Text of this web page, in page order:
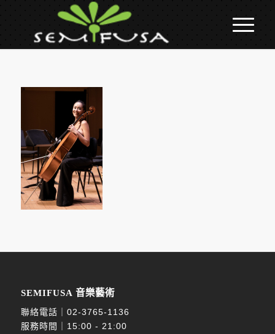
SEMIFUSA 音樂藝術
聯絡電話｜ 02-3765-1136
服務時間｜15:00 - 21:00